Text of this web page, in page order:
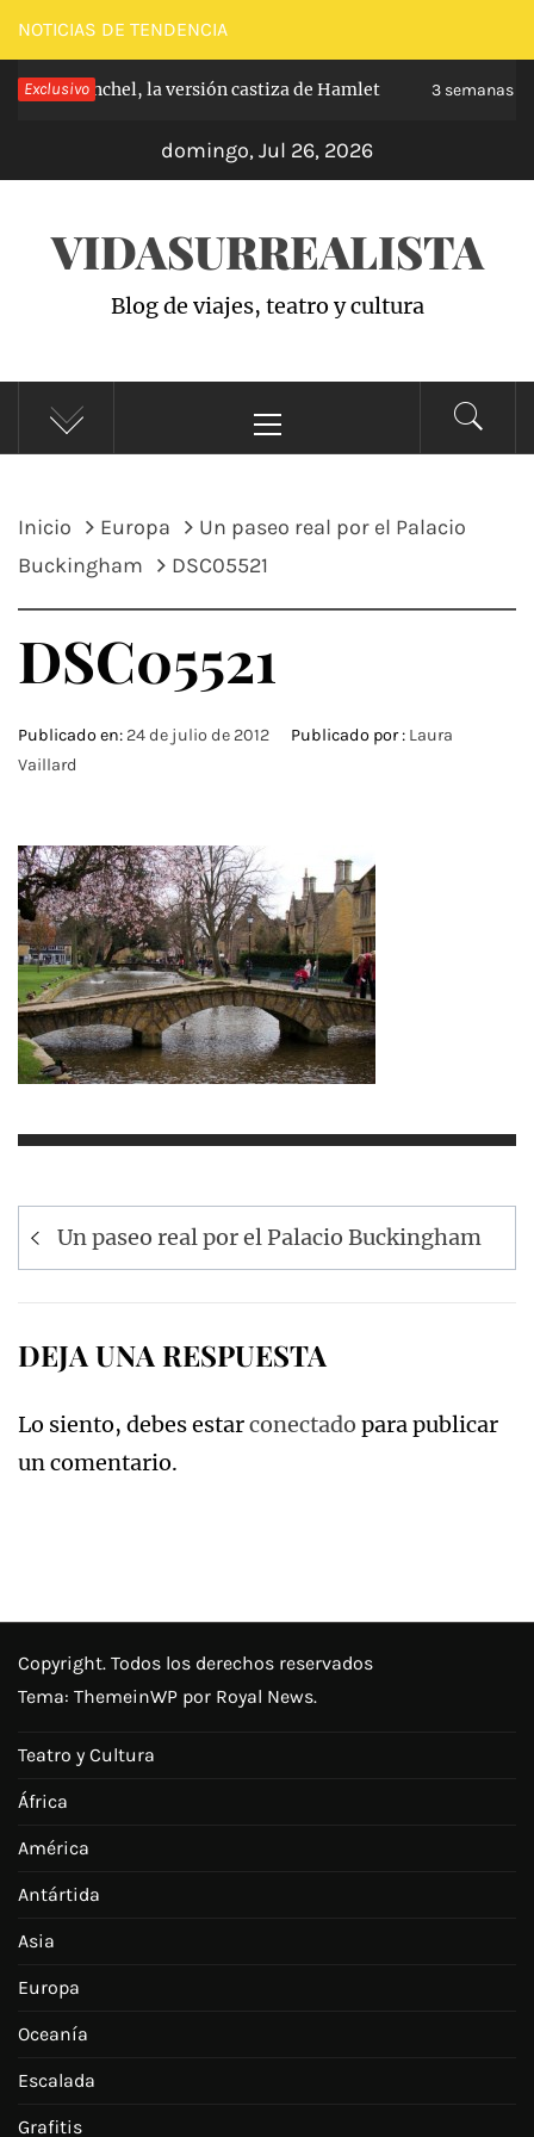
Saltar
al
contenido
NOTICIAS DE TENDENCIA
Exclusivo
Carabanchel, la versión castiza de Hamlet 3 semanas
domingo, Jul 26, 2026
VIDASURREALISTA
Blog de viajes, teatro y cultura
principal
Inicio Europa
Un paseo real por el Palacio
Buckingham
DSC05521
DSC05521
Publicado en: 24 de julio de 2012 Publicado por : Laura
Vaillard
Navegación
de
Un paseo real por el Palacio Buckingham
DEJA UNA RESPUESTA
Lo siento, debes estarconectado para publicar
un comentario.
Copyright. Todos los derechos reservados
Tema: ThemeinWP por Royal News.
Teatro y Cultura
África
América
Antártida
Asia
Europa
Oceanía
Escalada
Grafitis